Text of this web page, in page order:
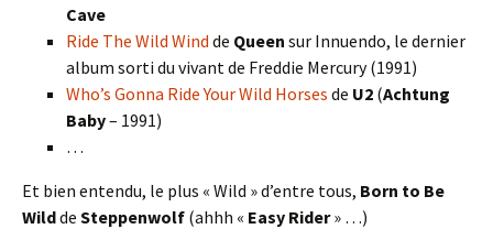
Cave
Ride The Wild Wind de Queen sur Innuendo, le dernier
album sorti du vivant de Freddie Mercury (1991)
Who’s Gonna Ride Your Wild Horses de U2 (Achtung
Baby– 1991)
…
Et bien entendu, le plus « Wild » d’entre tous, Born to Be
Wildde Steppenwolf (ahhh « Easy Rider» …)